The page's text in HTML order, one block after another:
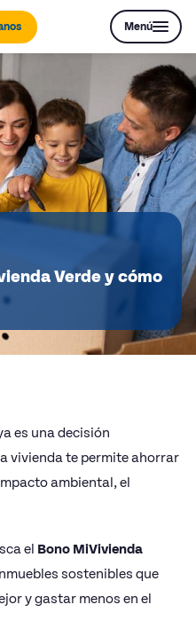
Menú
Verde y cómo
es una decisión
vivienda te permite ahorrar
ambiental, el
el Bono MiVivienda
sostenibles que
y gastar menos en el